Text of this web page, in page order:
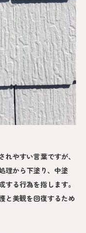
やすい言葉ですが、
理から下塗り、中塗
する行為を指します。
と美観を回復するため